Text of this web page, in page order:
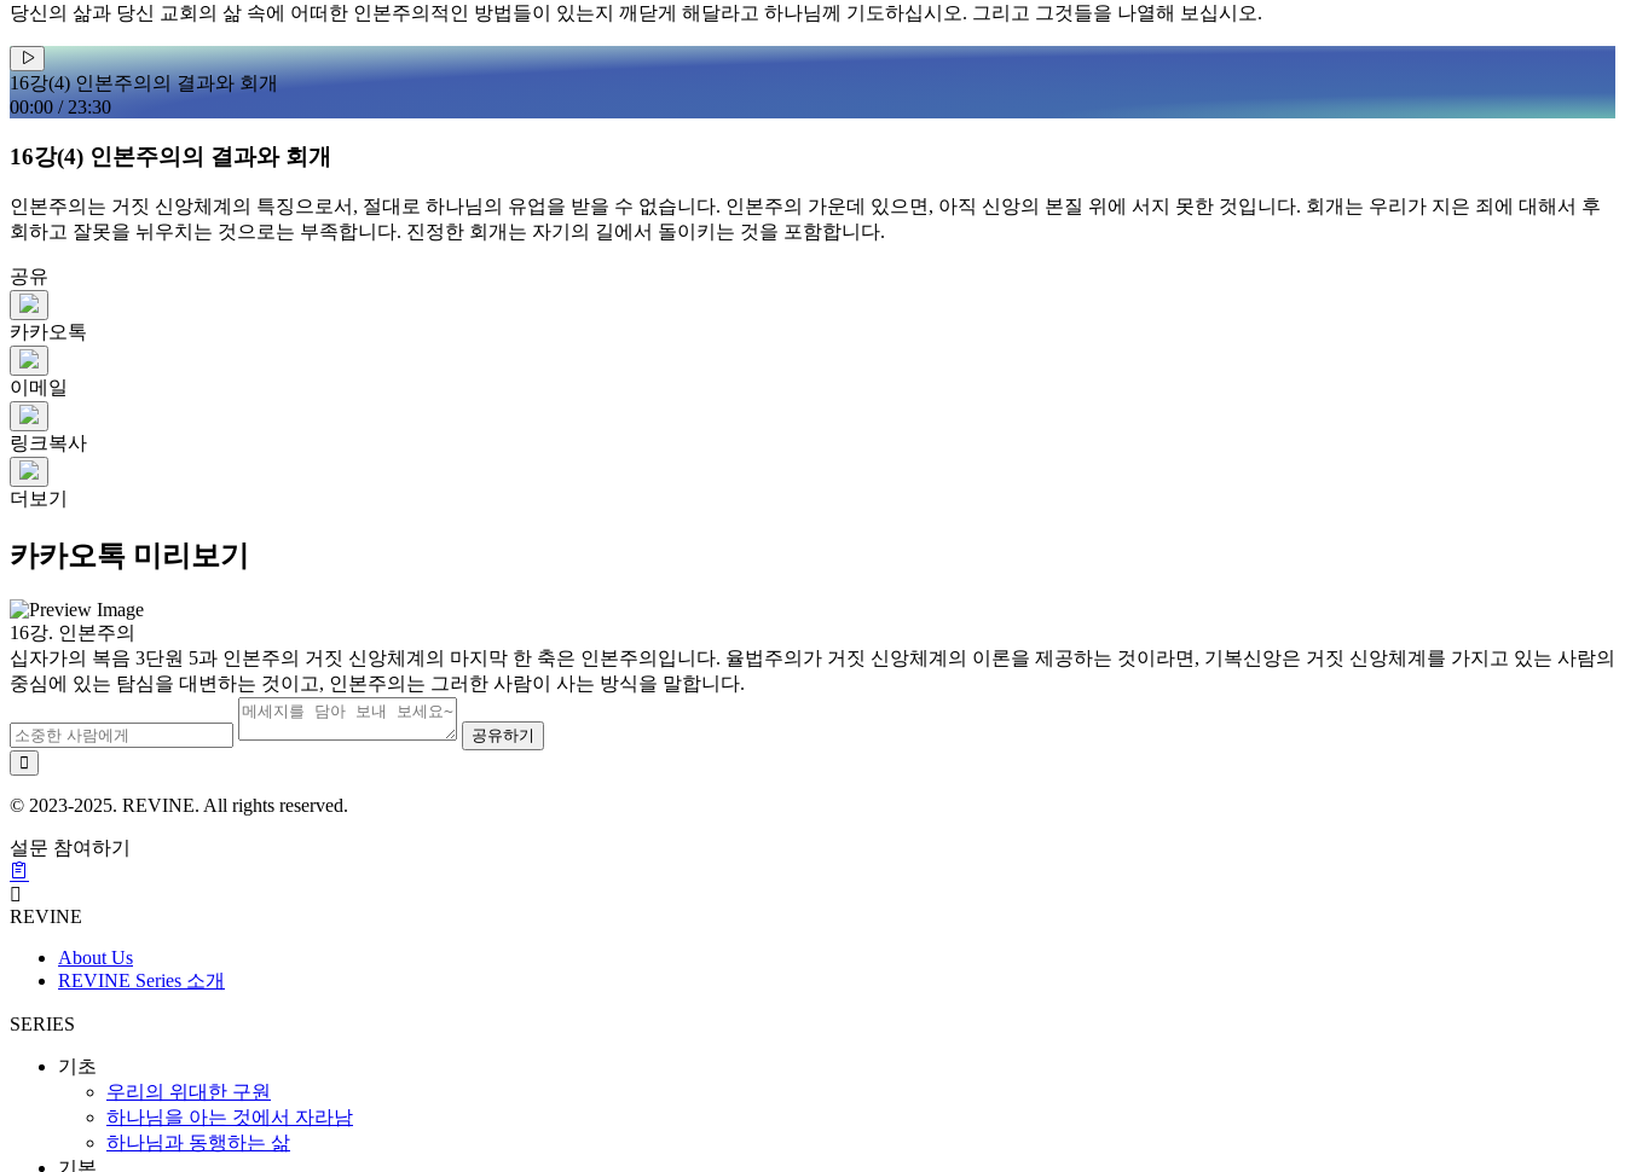
당신의 삶과 당신 교회의 삶 속에 어떠한 인본주의적인 방법들이 있는지 깨닫게 해달라고 하나님께 기도하십시오. 그리고 그것들을 나열해 보십시오.
16강(4) 인본주의의 결과와 회개
00:00 / 23:30
16강(4) 인본주의의 결과와 회개
인본주의는 거짓 신앙체계의 특징으로서, 절대로 하나님의 유업을 받을 수 없습니다. 인본주의 가운데 있으면, 아직 신앙의 본질 위에 서지 못한 것입니다. 회개는 우리가 지은 죄에 대해서 후
회하고 잘못을 뉘우치는 것으로는 부족합니다. 진정한 회개는 자기의 길에서 돌이키는 것을 포함합니다.
공유
카카오톡
이메일
링크복사
더보기
카카오톡 미리보기
16강. 인본주의
십자가의 복음 3단원 5과 인본주의 거짓 신앙체계의 마지막 한 축은 인본주의입니다. 율법주의가 거짓 신앙체계의 이론을 제공하는 것이라면, 기복신앙은 거짓 신앙체계를 가지고 있는 사람의
중심에 있는 탐심을 대변하는 것이고, 인본주의는 그러한 사람이 사는 방식을 말합니다.
공유하기
© 2023-2025. REVINE. All rights reserved.
설문 참여하기
REVINE
About Us
REVINE Series 소개
SERIES
기초
우리의 위대한 구원
하나님을 아는 것에서 자라남
하나님과 동행하는 삶
기본